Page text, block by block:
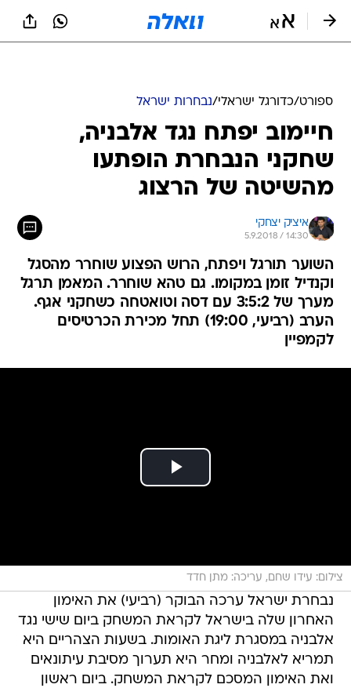
ספורט/כדורגל ישראלי/נבחרות ישראל
חיימוב יפתח נגד אלבניה,
שחקני הנבחרת הופתעו
מהשיטה של הרצוג
איציק יצחקי
5.9.2018 / 14:30
השוער תורגל ויפתח, הרוש הפצוע שוחרר מהסגל
וקנדיל זומן במקומו. גם טהא שוחרר. המאמן תרגל
מערך של 3:5:2 עם דסה וטואטחה כשחקני אגף.
הערב (רביעי, 19:00) תחל מכירת הכרטיסים
לקמפיין
צילום: עידו שחם, עריכה: מתן חדד
נבחרת ישראל ערכה הבוקר (רביעי) את האימון
האחרון שלה בישראל לקראת המשחק ביום שישי נגד
אלבניה במסגרת ליגת האומות. בשעות הצהריים היא
תמריא לאלבניה ומחר היא תערוך מסיבת עיתונאים
ואת האימון המסכם לקראת המשחק. ביום ראשון